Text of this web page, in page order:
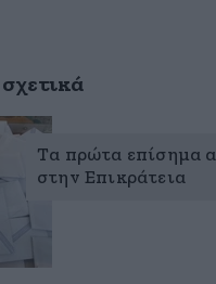
Τα πρώτα επίσημα
στην Επικράτεια